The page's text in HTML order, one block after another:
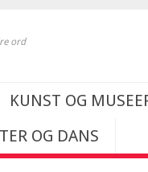
ord
KUNST OG
OG DANS